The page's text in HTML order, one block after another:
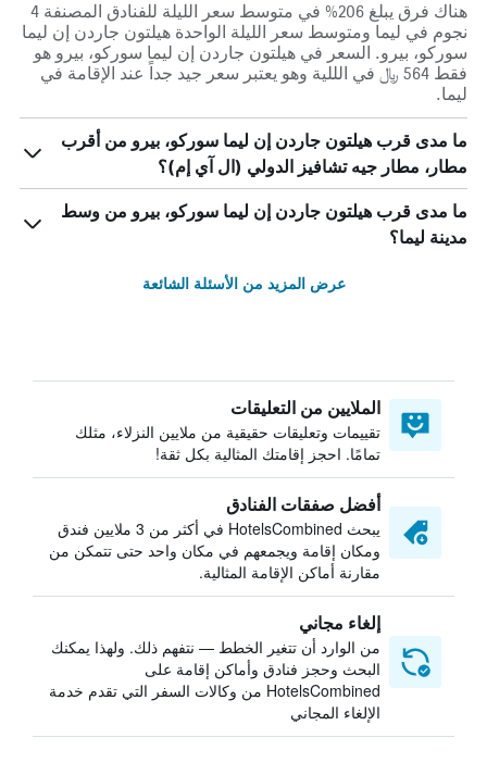
هناك فرق يبلغ 206% في متوسط ​​سعر الليلة للفنادق المصنفة 4
نجوم في ليما ومتوسط ​​سعر الليلة الواحدة هيلتون جاردن إن ليما
سوركو، بيرو. السعر في هيلتون جاردن إن ليما سوركو، بيرو هو
فقط 564 ﷼ في الللية وهو يعتبر سعر جيد جداً عند الإقامة في
ليما.
ما مدى قرب هيلتون جاردن إن ليما سوركو، بيرو من أقرب
مطار، مطار جيه تشافيز الدولي (ال آي إم)؟
ما مدى قرب هيلتون جاردن إن ليما سوركو، بيرو من وسط
مدينة ليما؟
عرض المزيد من الأسئلة الشائعة
الملايين من التعليقات
تقييمات وتعليقات حقيقية من ملايين النزلاء، مثلك
تمامًا. احجز إقامتك المثالية بكل ثقة!
أفضل صفقات الفنادق
يبحث HotelsCombined في أكثر من 3 ملايين فندق
ومكان إقامة ويجمعهم في مكان واحد حتى تتمكن من
مقارنة أماكن الإقامة المثالية.
إلغاء مجاني
من الوارد أن تتغير الخطط — نتفهم ذلك. ولهذا يمكنك
البحث وحجز فنادق وأماكن إقامة على
HotelsCombined من وكالات السفر التي تقدم خدمة
الإلغاء المجاني